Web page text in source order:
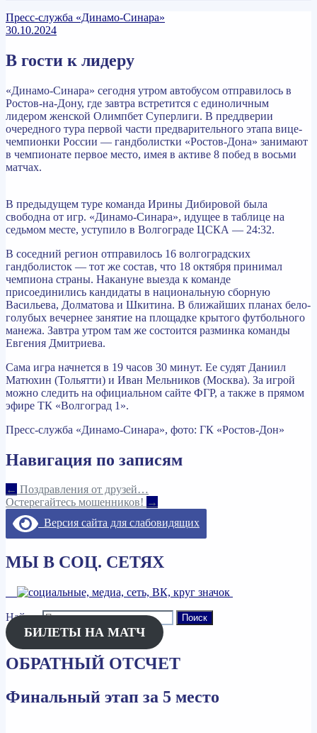
Пресс-служба «Динамо-Синара»
30.10.2024
В гости к лидеру
«Динамо-Синара» сегодня утром автобусом отправилось в
Ростов-на-Дону, где завтра встретится с единоличным
лидером женской Олимпбет Суперлиги. В преддверии
очередного тура первой части предварительного этапа вице-
чемпионки России — гандболистки «Ростов-Дона» занимают
в чемпионате первое место, имея в активе 8 побед в восьми
матчах.
В предыдущем туре команда Ирины Дибировой была
свободна от игр. «Динамо-Синара», идущее в таблице на
седьмом месте, уступило в Волгограде ЦСКА — 24:32.
В соседний регион отправилось 16 волгоградских
гандболисток — тот же состав, что 18 октября принимал
чемпиона страны. Накануне выезда к команде
присоединились кандидаты в национальную сборную
Васильева, Долматова и Шкитина. В ближайших планах бело-
голубых вечернее занятие на площадке крытого футбольного
манежа. Завтра утром там же состоится разминка команды
Евгения Дмитриева.
Сама игра начнется в 19 часов 30 минут. Ее судят Даниил
Матюхин (Тольятти) и Иван Мельников (Москва). За игрой
можно следить на официальном сайте ФГР, а также в прямом
эфире ТК «Волгоград 1».
Пресс-служба «Динамо-Синара», фото: ГК «Ростов-Дон»
Навигация по записям
← Поздравления от друзей…
Остерегайтесь мошенников! →
Версия сайта для слабовидящих
МЫ В СОЦ. СЕТЯХ
Найти:
БИЛЕТЫ НА МАТЧ
ОБРАТНЫЙ ОТСЧЕТ
Финальный этап за 5 место